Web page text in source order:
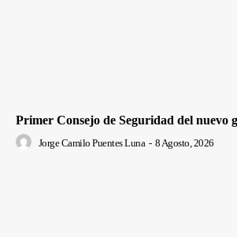
Primer Consejo de Seguridad del nuevo
Jorge Camilo Puentes Luna - 8 Agosto, 2026